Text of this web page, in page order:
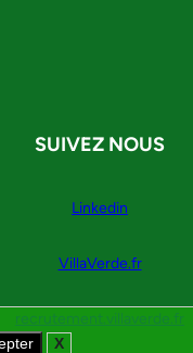
X
SUIVEZ NOUS
Linkedin
VillaVerde.fr
recrutement.villaverde.fr